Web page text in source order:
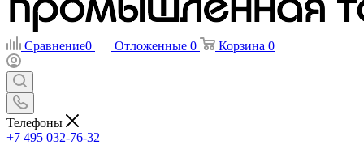
Сравнение0 Отложенные 0 Корзина 0
Телефоны
+7 495 032-76-32